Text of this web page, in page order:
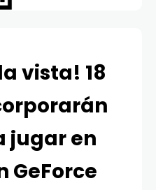
vista! 18
jugar en
GeForce